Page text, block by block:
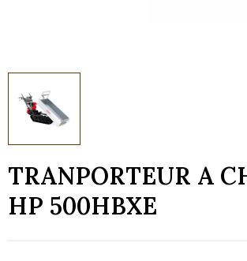
TRANPORTEUR A
HP 500HBXE